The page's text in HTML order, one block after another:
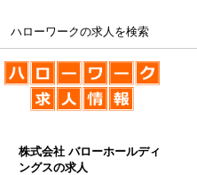
ハローワークの求人を検索
ハローワークの求人を検索
株式会社 バローホールディ
ングスの求人